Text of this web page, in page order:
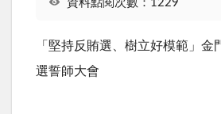
資料點閱次數：1229
「堅持反賄選、樹立好模範」金
選誓師大會